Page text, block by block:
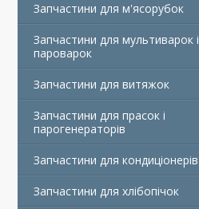
Запчастини для м'ясорубок
Запчастини для мультиварок і
пароварок
Запчастини для витяжок
Запчастини для прасок і
парогенераторів
Запчастини для кондиціонерів
Запчастини для хлібопічок